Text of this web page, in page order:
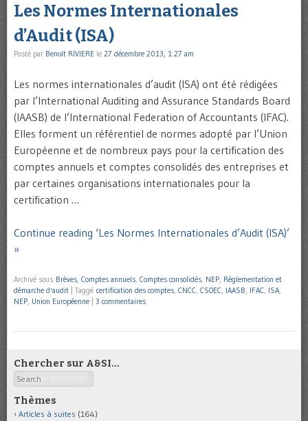
Les Normes Internationales
d’Audit (ISA)
Posté par Benoît RIVIERE le 27 décembre 2013, 1:27 am
Les normes internationales d’audit (ISA) ont été rédigées
par l’International Auditing and Assurance Standards Board
(IAASB) de l’International Federation of Accountants (IFAC).
Elles forment un référentiel de normes adopté par l’Union
Européenne et de nombreux pays pour la certification des
comptes annuels et comptes consolidés des entreprises et
par certaines organisations internationales pour la
certification …
Continue reading ‘Les Normes Internationales d’Audit (ISA)’
»
Archivé sous Brèves, Comptes annuels, Comptes consolidés, NEP, Réglementation et
démarche d'audit
Taggé certification des comptes, CNCC, CSOEC, IAASB, IFAC, ISA,
NEP, Union Européenne 3 commentaires
Chercher sur A&SI…
Search
Thèmes
Articles à suites (164)